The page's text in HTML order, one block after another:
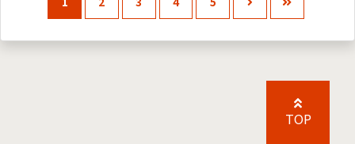
TOP